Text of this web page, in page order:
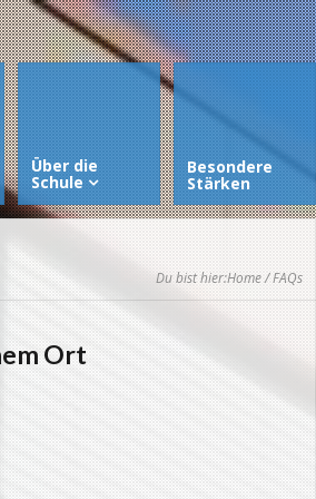
Über die
Schule
Besondere
Stärken
Du bist hier:Home/ FAQs
Ort